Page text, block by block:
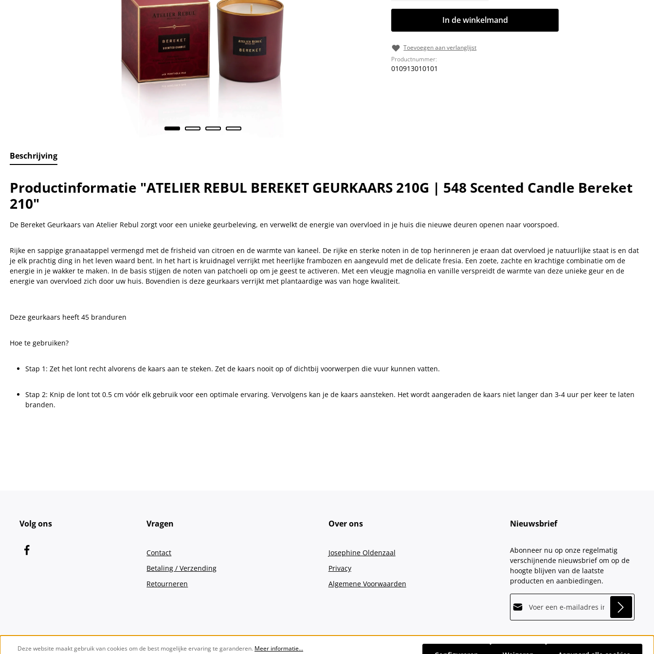
In de winkelmand
Toevoegen aan verlanglijst
Productnummer:
010913010101
Beschrijving
Productinformatie "ATELIER REBUL BEREKET GEURKAARS 210G | 548 Scented Candle Bereket
210"
De Bereket Geurkaars van Atelier Rebul zorgt voor een unieke geurbeleving, en verwelkt de energie van overvloed in je huis die nieuwe deuren openen naar voorspoed.
Rijke en sappige granaatappel vermengd met de frisheid van citroen en de warmte van kaneel. De rijke en sterke noten in de top herinneren je eraan dat overvloed je natuurlijke staat is en dat
je elk prachtig ding in het leven waard bent. In het hart is kruidnagel verrijkt met heerlijke frambozen en aangevuld met de delicate fresia. Een zoete, zachte en krachtige combinatie om de
energie in je wakker te maken. In de basis stijgen de noten van patchoeli op om je geest te activeren. Met een vleugje magnolia en vanille verspreidt de warmte van deze unieke geur en de
energie van overvloed zich door uw huis. Bovendien is deze geurkaars verrijkt met plantaardige was van hoge kwaliteit.
Deze geurkaars heeft 45 branduren
Hoe te gebruiken?
Stap 1: Zet het lont recht alvorens de kaars aan te steken. Zet de kaars nooit op of dichtbij voorwerpen die vuur kunnen vatten.
Stap 2: Knip de lont tot 0.5 cm vóór elk gebruik voor een optimale ervaring. Vervolgens kan je de kaars aansteken. Het wordt aangeraden de kaars niet langer dan 3-4 uur per keer te laten
branden.
Volg ons Vragen
Contact
Betaling / Verzending
Retourneren
Over ons
Josephine Oldenzaal
Privacy
Algemene Voorwaarden
Nieuwsbrief
Abonneer nu op onze regelmatig
verschijnende nieuwsbrief om op de
hoogte blijven van de laatste
producten en aanbiedingen.
E-mailadres*
Door doorgaan te selecteren, bevestigt
itsPrivacy PolicyandTerms of Useapply.
Velden gemarkeerd met asterisks (*)
zijn verplicht.
Deze website maakt gebruik van cookies om de best mogelijke ervaring te garanderen. Meer informatie...